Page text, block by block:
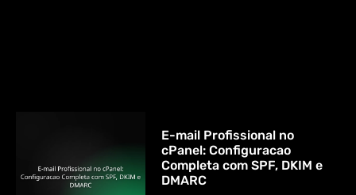
E-mail Profissional no
cPanel: Configuracao
Completa com SPF, DKIM e
DMARC